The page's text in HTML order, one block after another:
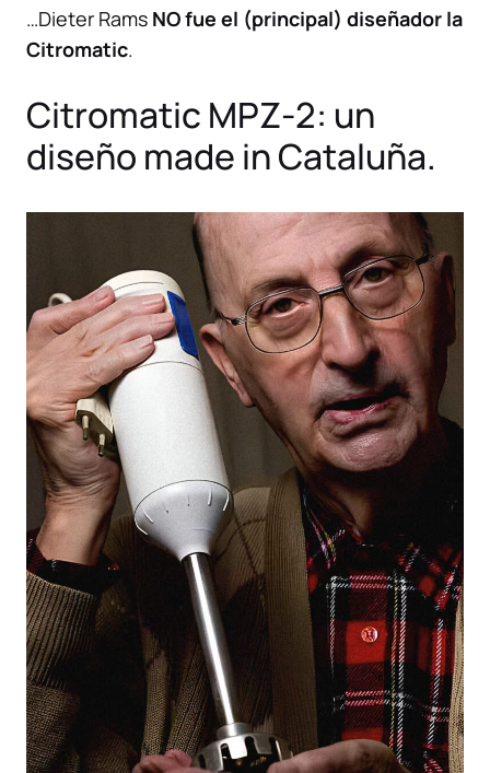
…Dieter Rams NO fue el (principal) diseñador la
Citromatic.
Citromatic MPZ-2: un
diseño made in Cataluña.